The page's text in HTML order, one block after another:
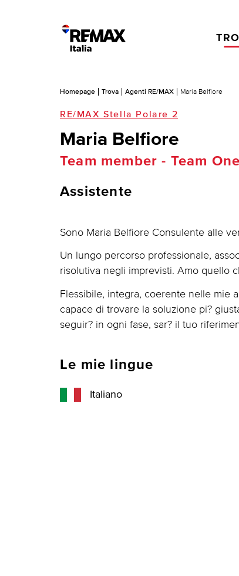
Homepage Trova Agenti RE/MAX Maria Belfiore
RE/MAX Stella Polare 2
Maria Belfiore
Team member - Team
Assistente
Sono Maria Belfiore Consulente alle
Un lungo percorso professionale,
risolutiva negli imprevisti. Amo quello
Flessibile, integra, coerente nelle mie
capace di trovare la soluzione pi?
seguir? in ogni fase, sar? il tuo
Le mie lingue
Italiano